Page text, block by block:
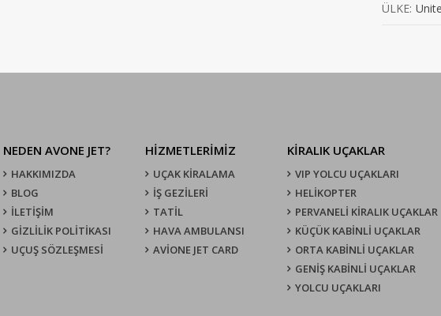
ÜLKE:
NEDEN AVONE JET?
HAKKIMIZDA
BLOG
İLETİŞİM
GİZLİLİK POLİTİKASI
UÇUŞ SÖZLEŞMESI
HİZMETLERİMİZ
UÇAK KIRALAMA
İŞ GEZİLERİ
TATİL
HAVA AMBULANSI
AVİONE JET CARD
KIRALIK UÇAKLAR
VIP YOLCU UÇAKLARI
HELİKOPTER
PERVANELİ KİRALIK UÇAKLAR
KÜÇÜK KABİNLİ UÇAKLAR
ORTA KABİNLİ UÇAKLAR
GENİŞ KABİNLİ UÇAKLAR
YOLCU UÇAKLARI